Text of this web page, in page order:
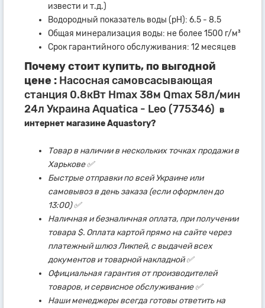
извести и т.д.)
Водородный показатель воды (рН): 6.5 - 8.5
Общая минерализация воды: не более 1500 г/м³
Срок гарантийного обслуживания: 12 месяцев
Почему стоит купить, по выгодной
цене : Насосная самовсасывающая
станция 0.8кВт Hmax 38м Qmax 58л/мин
24л Украина Aquatica - Leo (775346) в
интернет магазине Aquastory?
Товар в наличии в нескольких точках продажи в
Харькове ✅
Быстрые отправки по всей Украине или
самовывоз в день заказа (если оформлен до
13:00) ✅
Наличная и безналичная оплата, при получении
товара $. Оплата картой прямо на сайте через
платежный шлюз Ликпей, с выдачей всех
документов и товарной накладной ✅
Официальная гарантия от производителей
товаров, и сервисное обслуживание ✅
Наши менеджеры всегда готовы ответить на